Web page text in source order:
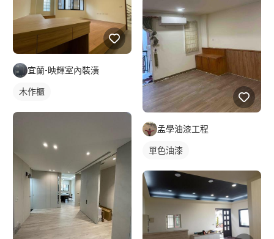
宜蘭-映輝室內裝潢
木作櫃
孟學油漆工程
單色油漆